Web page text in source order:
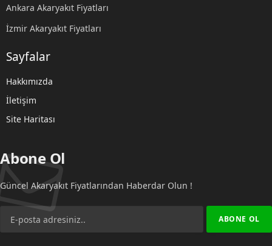
Ankara Akaryakıt Fiyatları
İzmir Akaryakıt Fiyatları
Sayfalar
Hakkımızda
İletişim
Site Haritası
Abone Ol
Güncel Akaryakıt Fiyatlarından Haberdar Olun !